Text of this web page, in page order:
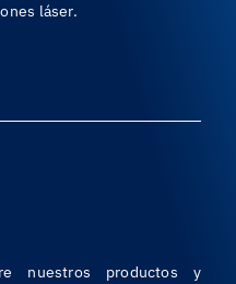
láser.
nuestros productos y